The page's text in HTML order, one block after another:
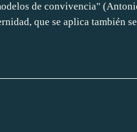
de convivencia"
que se aplica también